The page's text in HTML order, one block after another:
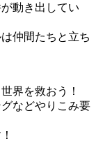
動き出してい
仲間たちと立ち
界を救おう！
などやりこみ要